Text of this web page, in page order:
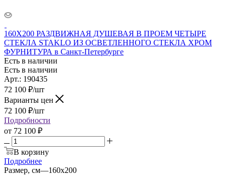
160X200 РАЗДВИЖНАЯ ДУШЕВАЯ В ПРОЕМ ЧЕТЫРЕ
СТЕКЛА STAKLO ИЗ ОСВЕТЛЕННОГО СТЕКЛА ХРОМ
ФУРНИТУРА в Санкт-Петербурге
Есть в наличии
Есть в наличии
Арт.: 190435
72 100 ₽/шт
Варианты цен
72 100 ₽/шт
Подробности
от 72 100 ₽
В корзину
Подробнее
Размер, см—160x200